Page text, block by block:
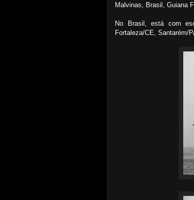
Malvinas, Brasil, Guiana
No Brasil, está com
Fortaleza/CE, Santarém/